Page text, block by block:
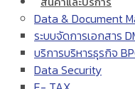
Data & Document
ระบบจัดการเอกสาร
บริการบริหารธุรกิจ
Data Security